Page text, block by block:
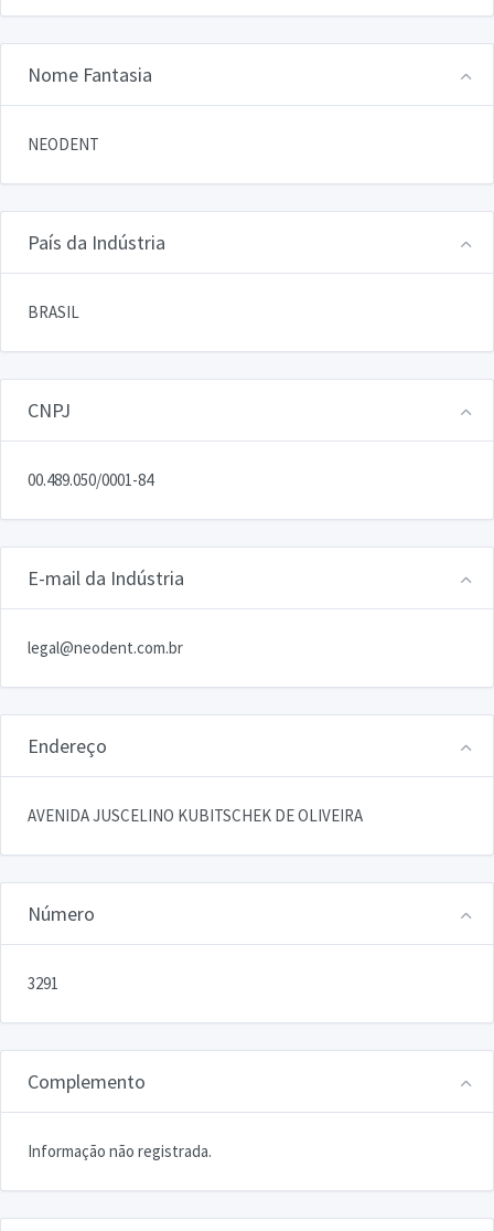
Nome Fantasia
NEODENT
País da Indústria
BRASIL
CNPJ
00.489.050/0001-84
E-mail da Indústria
legal@neodent.com.br
Endereço
AVENIDA JUSCELINO KUBITSCHEK DE OLIVEIRA
Número
3291
Complemento
Informação não registrada.